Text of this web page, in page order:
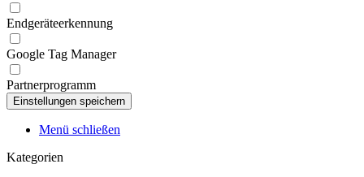
Endgeräteerkennung
Google Tag Manager
Partnerprogramm
Menü schließen
Kategorien